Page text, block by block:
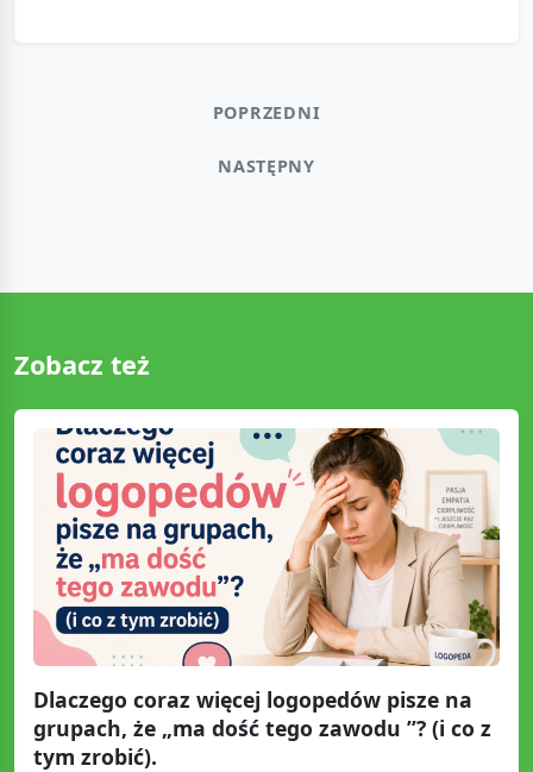
POPRZEDNI
NASTĘPNY
Zobacz też
Dlaczego coraz więcej logopedów pisze na
grupach, że „ma dość tego zawodu ”? (i co z
tym zrobić).